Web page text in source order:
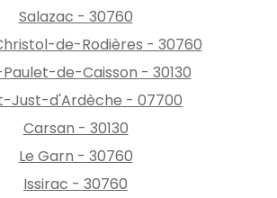
Salazac - 30760
de-Rodières - 30760
de-Caisson - 30130
Just-d'Ardèche - 07700
Carsan - 30130
Le Garn - 30760
Issirac - 30760